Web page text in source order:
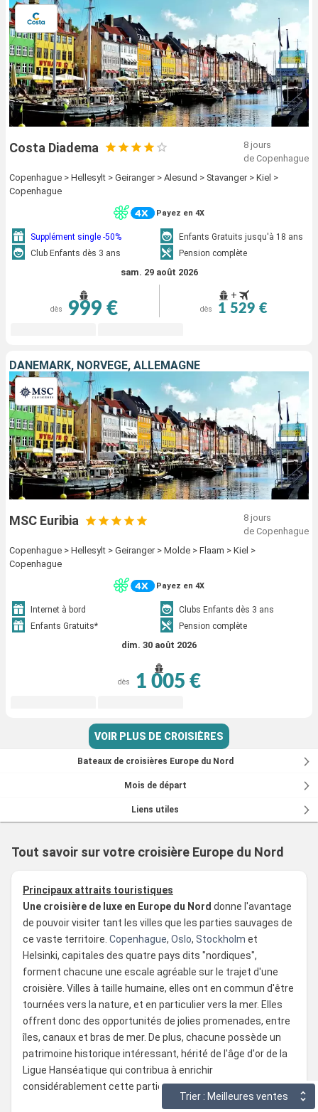
Trier : Meilleures ventes
Costa Diadema
8 jours
de Copenhague
Copenhague > Hellesylt > Geiranger > Alesund > Stavanger > Kiel >
Copenhague
Payez en 4X
Supplément single -50%
Enfants Gratuits jusqu'à 18 ans
Club Enfants dès 3 ans
Pension complète
sam. 29 août 2026
dès 999 €
+
dès 1 529 €
DANEMARK, NORVÈGE, ALLEMAGNE
MSC Euribia
8 jours
de Copenhague
Copenhague > Hellesylt > Geiranger > Molde > Flaam > Kiel >
Copenhague
Payez en 4X
Internet à bord
Clubs Enfants dès 3 ans
Enfants Gratuits*
Pension complète
dim. 30 août 2026
dès 1 005 €
VOIR PLUS DE CROISIÈRES
Bateaux de croisières Europe du Nord
Mois de départ
Liens utiles
Tout savoir sur votre croisière Europe du Nord
Principaux attraits touristiques
Une croisière de luxe en Europe du Nord donne l'avantage
de pouvoir visiter tant les villes que les parties sauvages de
ce vaste territoire. Copenhague, Oslo, Stockholm et
Helsinki, capitales des quatre pays dits "nordiques",
forment chacune une escale agréable sur le trajet d'une
croisière. Villes à taille humaine, elles ont en commun d'être
tournées vers la nature, et en particulier vers la mer. Elles
offrent donc des opportunités de jolies promenades, entre
îles, canaux et bras de mer. De plus, chacune possède un
patrimoine historique intéressant, hérité de l'âge d'or de la
Ligue Hanséatique qui contribua à enrichir
considérablement cette partie de l'Europe.